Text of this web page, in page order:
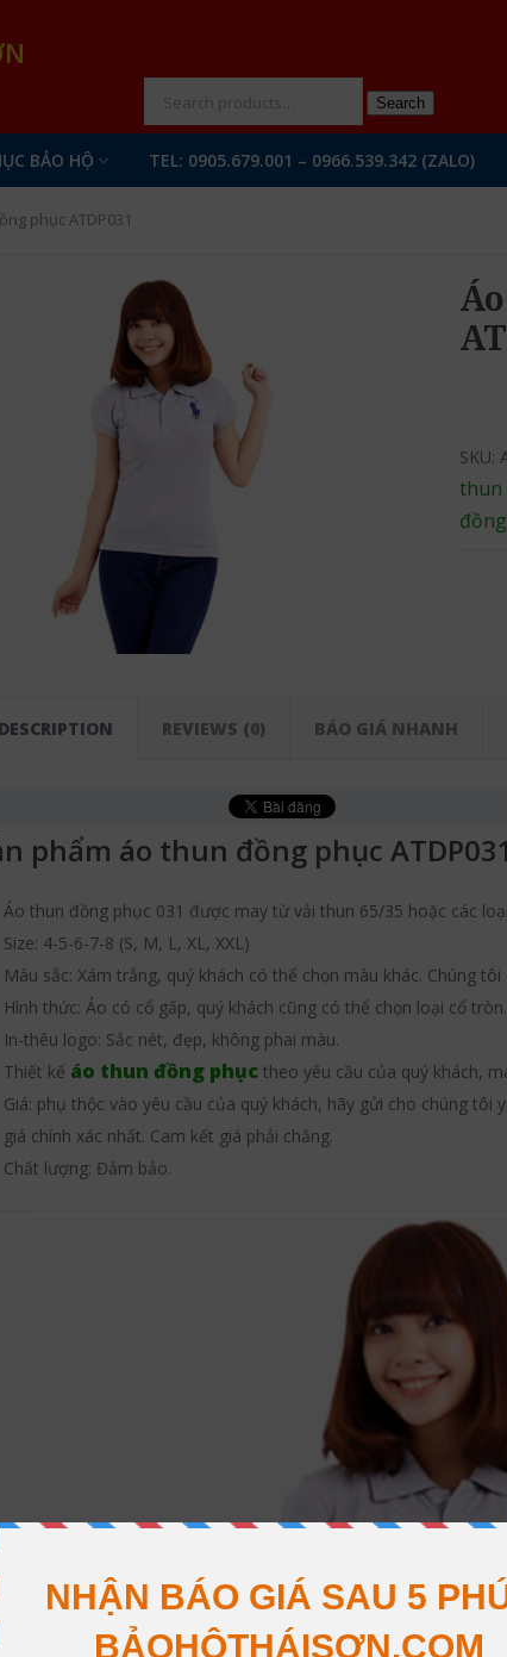
Search
BẢO HỘ TEL: 0905.679.001 – 0966.539.342 (ZALO)
phục ATDP031
SKU:
thun
DESCRIPTION REVIEWS (0) BÁO GIÁ NHANH
phẩm áo thun đồng phục
Áo thun đồng phục 031 được may từ vải thun 65/35 hoặc các
Size: 4-5-6-7-8 (S, M, L, XL, XXL)
Màu sắc: Xám trắng, quý khách có thể chọn màu khác. Chúng
Hình thức: Áo có cổ gấp, quý khách cũng có thể chọn loại cổ tròn.
In-thêu logo: Sắc nét, đẹp, không phai màu.
Thiết kế áo thun đồng phục theo yêu cầu của quý khách,
Giá: phụ thộc vào yêu cầu của quý khách, hãy gửi cho chúng tôi
giá chính xác nhất. Cam kết giá phải chăng.
Chất lượng: Đảm bảo.